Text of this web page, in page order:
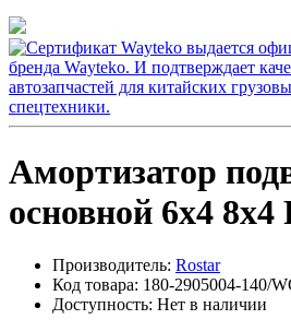
Амортизатор
основной 6х4
Производитель: Rostar
Код товара: 180-2905004-140/
Доступность: Нет в наличии